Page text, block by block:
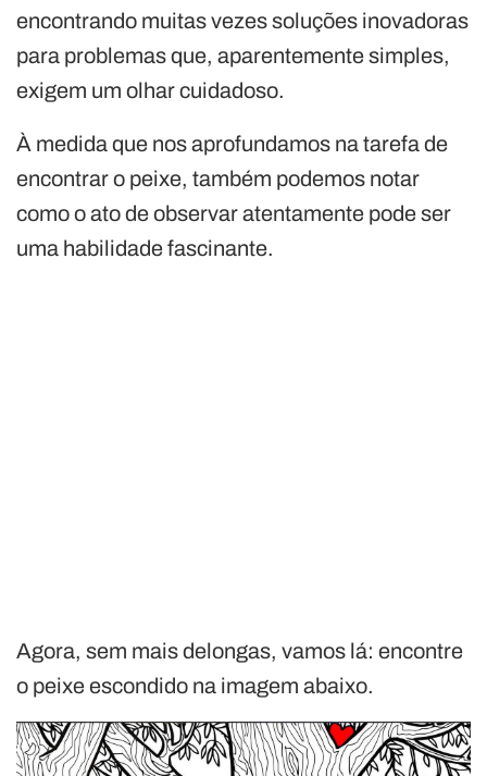
encontrando muitas vezes soluções inovadoras
para problemas que, aparentemente simples,
exigem um olhar cuidadoso.
À medida que nos aprofundamos na tarefa de
encontrar o peixe, também podemos notar
como o ato de observar atentamente pode ser
uma habilidade fascinante.
Agora, sem mais delongas, vamos lá: encontre
o peixe escondido na imagem abaixo.